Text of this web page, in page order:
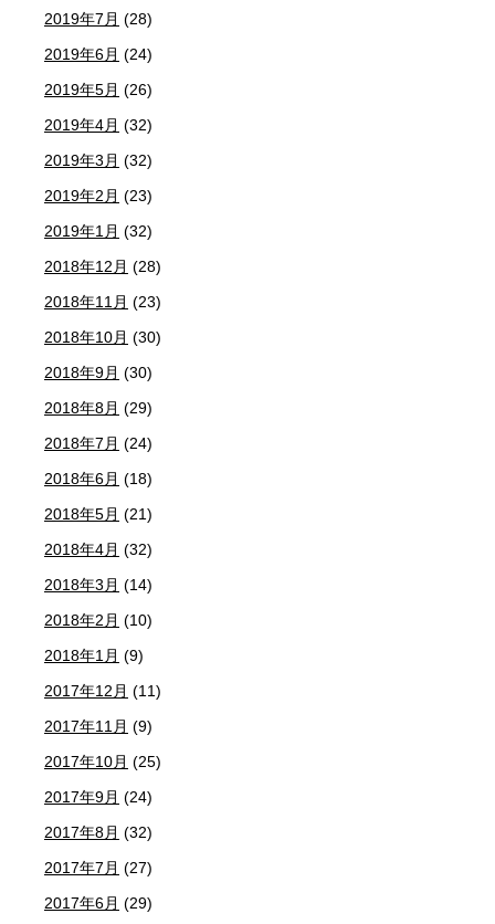
2019年7月 (28)
2019年6月 (24)
2019年5月 (26)
2019年4月 (32)
2019年3月 (32)
2019年2月 (23)
2019年1月 (32)
2018年12月 (28)
2018年11月 (23)
2018年10月 (30)
2018年9月 (30)
2018年8月 (29)
2018年7月 (24)
2018年6月 (18)
2018年5月 (21)
2018年4月 (32)
2018年3月 (14)
2018年2月 (10)
2018年1月 (9)
2017年12月 (11)
2017年11月 (9)
2017年10月 (25)
2017年9月 (24)
2017年8月 (32)
2017年7月 (27)
2017年6月 (29)